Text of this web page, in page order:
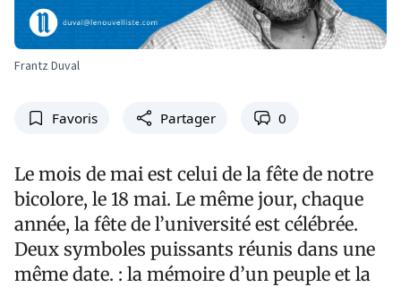
Frantz Duval
Favoris Partager 0
Le mois de mai est celui de la fête de notre
bicolore, le 18 mai. Le même jour, chaque
année, la fête de l’université est célébrée.
Deux symboles puissants réunis dans une
même date. : la mémoire d’un peuple et la